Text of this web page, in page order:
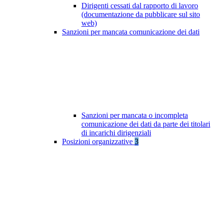
Dirigenti cessati dal rapporto di lavoro
(documentazione da pubblicare sul sito
web)
Sanzioni per mancata comunicazione dei dati
Sanzioni per mancata o incompleta
comunicazione dei dati da parte dei titolari
di incarichi dirigenziali
Posizioni organizzative 3